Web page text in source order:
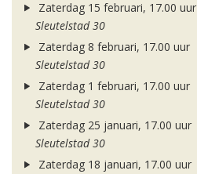
Zaterdag 15 februari, 17.00 uur
Sleutelstad 30
Zaterdag 8 februari, 17.00 uur
Sleutelstad 30
Zaterdag 1 februari, 17.00 uur
Sleutelstad 30
Zaterdag 25 januari, 17.00 uur
Sleutelstad 30
Zaterdag 18 januari, 17.00 uur